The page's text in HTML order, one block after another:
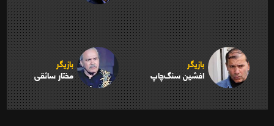
بازیگر
افشین سنگ‌چاپ
بازیگر
مختار سائقی